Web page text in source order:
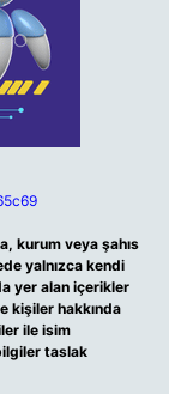
kurum veya şahıs
yalnızca kendi
yer alan içerikler
kişiler hakkında
ile isim
taslak